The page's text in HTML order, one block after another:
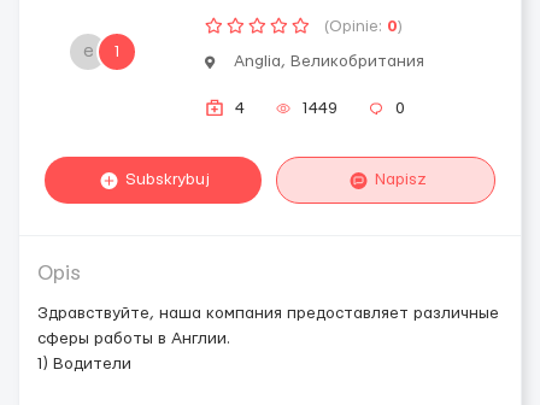
e 1
(Opinie: 0)
Anglia, Великобритания
4 1449 0
Subskrybuj Napisz
Opis
Здравствуйте, наша компания предоставляет различные
сферы работы в Англии.
1) Водители